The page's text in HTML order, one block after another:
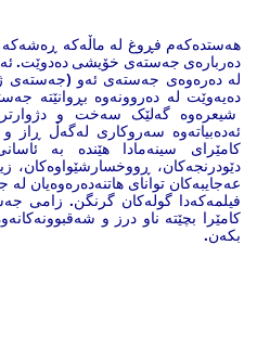
هەستدەکەم فڕوغ لە ماڵەکە ڕەشەکە
دەربارەی جەستەی خۆیشی دەدوێت.
لە دەرەوەی جەستەی ئەو (جەستەی
دەیەوێت لە دەروونەوە بڕوانێتە
شیعرەوە گەلێک سەخت و
ئەدەبیاتەوە سەروکاری لەگەڵ ڕاز و
کامێرای سینەمادا هێندە بە
دێودرنجەکان، ڕووخسارشێواوەکان،
عەجایبەکان توانای هاتنەدەرەوەیان
فیلمەکەدا گولەکان گرنگن. زامی
کامێرا بچێتە ناو درز و
بکەن.